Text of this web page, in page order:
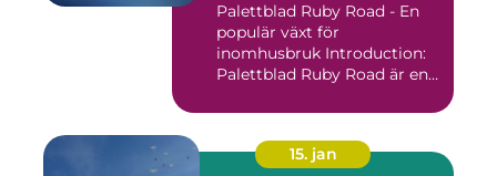
Palettblad Ruby Road - En
populär växt för
inomhusbruk Introduction:
Palettblad Ruby Road är en
15. jan